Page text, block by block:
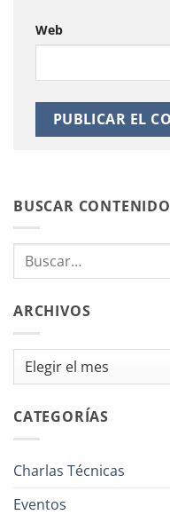
Web
BUSCAR CONTENIDO
ARCHIVOS
Archivos
CATEGORÍAS
Charlas Técnicas
Eventos